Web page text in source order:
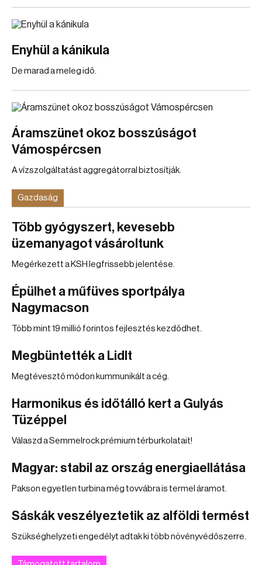
Enyhül a kánikula
De marad a meleg idő.
Áramszünet okoz bosszúságot
Vámospércsen
A vízszolgáltatást aggregátorral biztosítják.
Gazdaság
Több gyógyszert, kevesebb
üzemanyagot vásároltunk
Megérkezett a KSH legfrissebb jelentése.
Épülhet a műfüves sportpálya
Nagymacson
Több mint 19 millió forintos fejlesztés kezdődhet.
Megbüntették a Lidlt
Megtévesztő módon kummunikált a cég.
Harmonikus és időtálló kert a Gulyás
Tüzéppel
Válaszd a Semmelrock prémium térburkolatait!
Magyar: stabil az ország energiaellátása
Pakson egyetlen turbina még tovvábra is termel áramot.
Sáskák veszélyeztetik az alföldi termést
Szükséghelyzeti engedélyt adtak ki több növényvédőszerre.